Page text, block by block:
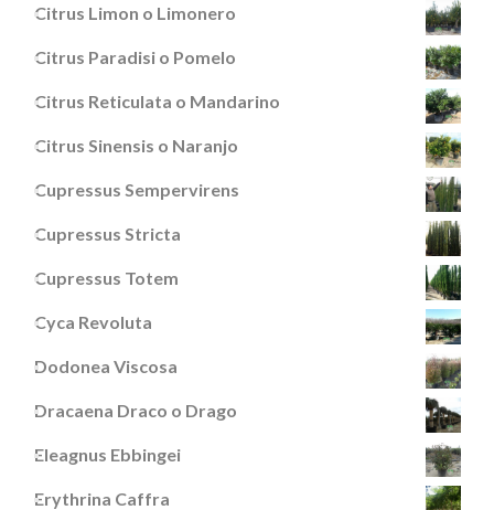
Citrus Limon o Limonero
Citrus Paradisi o Pomelo
Citrus Reticulata o Mandarino
Citrus Sinensis o Naranjo
Cupressus Sempervirens
Cupressus Stricta
Cupressus Totem
Cyca Revoluta
Dodonea Viscosa
Dracaena Draco o Drago
Eleagnus Ebbingei
Erythrina Caffra